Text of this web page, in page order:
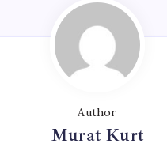
Author
Murat Kurt